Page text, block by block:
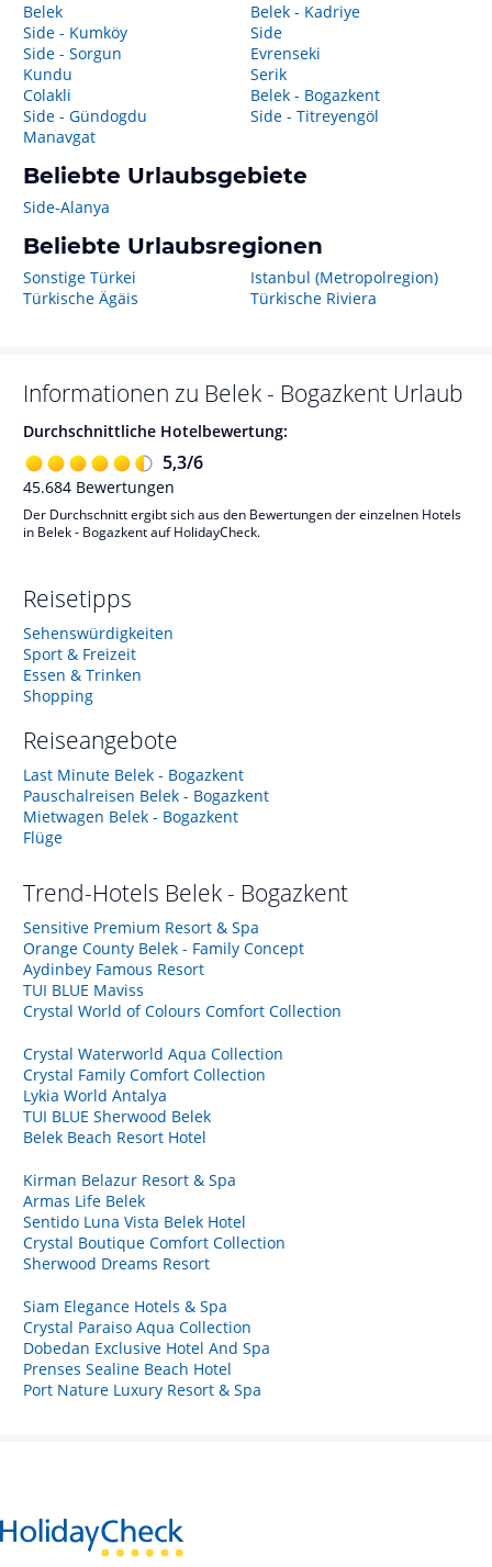
Belek
Side - Kumköy
Side - Sorgun
Kundu
Colakli
Side - Gündogdu
Manavgat
Belek - Kadriye
Side
Evrenseki
Serik
Belek - Bogazkent
Side - Titreyengöl
Beliebte Urlaubsgebiete
Side-Alanya
Beliebte Urlaubsregionen
Sonstige Türkei
Türkische Ägäis
Istanbul (Metropolregion)
Türkische Riviera
Informationen zu Belek - Bogazkent Urlaub
Durchschnittliche Hotelbewertung:
5,3/6
45.684 Bewertungen
Der Durchschnitt ergibt sich aus den Bewertungen der einzelnen Hotels
in Belek - Bogazkent auf HolidayCheck.
Reisetipps
Sehenswürdigkeiten
Sport & Freizeit
Essen & Trinken
Shopping
Reiseangebote
Last Minute Belek - Bogazkent
Pauschalreisen Belek - Bogazkent
Mietwagen Belek - Bogazkent
Flüge
Trend-Hotels Belek - Bogazkent
Sensitive Premium Resort & Spa
Orange County Belek - Family Concept
Aydinbey Famous Resort
TUI BLUE Maviss
Crystal World of Colours Comfort Collection
Crystal Waterworld Aqua Collection
Crystal Family Comfort Collection
Lykia World Antalya
TUI BLUE Sherwood Belek
Belek Beach Resort Hotel
Kirman Belazur Resort & Spa
Armas Life Belek
Sentido Luna Vista Belek Hotel
Crystal Boutique Comfort Collection
Sherwood Dreams Resort
Siam Elegance Hotels & Spa
Crystal Paraiso Aqua Collection
Dobedan Exclusive Hotel And Spa
Prenses Sealine Beach Hotel
Port Nature Luxury Resort & Spa